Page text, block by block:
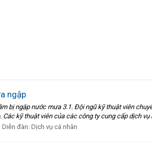
ngập
bị ngập nước mưa 3.1. Đội ngũ kỹ thuật viên
kỹ thuật viên của các công ty cung cấp dịch vụ
Diễn đàn: Dịch vụ cá nhân